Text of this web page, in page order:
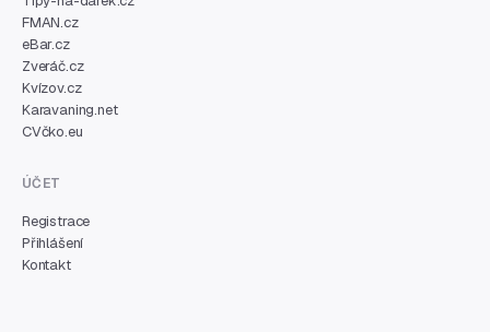
FMAN.cz
eBar.cz
Zveráč.cz
Kvízov.cz
Karavaning.net
CVčko.eu
ÚČET
Registrace
Přihlášení
Kontakt